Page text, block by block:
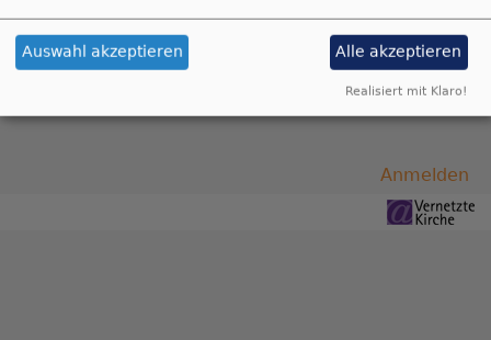
Auf dieser Karte sehen Sie die Grenzen unserer
Gemeinde
Anmelden
Auswahl akzeptieren Alle akzeptieren
Realisiert mit Klaro!